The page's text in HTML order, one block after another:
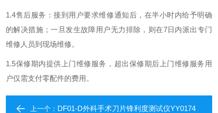
1.4售后服务：接到用户要求维修通知后，在半小时内给予明确
的解决措施；一旦发生故障用户无力排除，则在7日内派出专门
维修人员到现场维修。
1.5保修期内提供上门维修服务，超出保修期后上门维修服务用
户仅需支付零配件的费用。
上一个： DF01-D外科手术刀片锋利度测试仪YY0174